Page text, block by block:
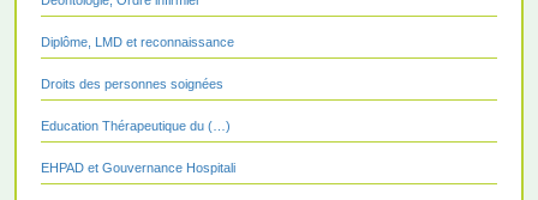
Diplôme, LMD et reconnaissance
Droits des personnes soignées
Education Thérapeutique du (…)
EHPAD et Gouvernance Hospitali